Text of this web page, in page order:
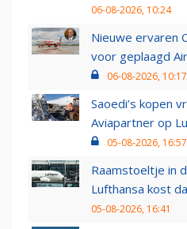
06-08-2026, 10:24
Nieuwe ervaren
voor geplaagd
06-08-2026, 10:17
Saoedi’s kopen
Aviapartner op
05-08-2026, 16:57
Raamstoeltje in
Lufthansa kost
05-08-2026, 16:41